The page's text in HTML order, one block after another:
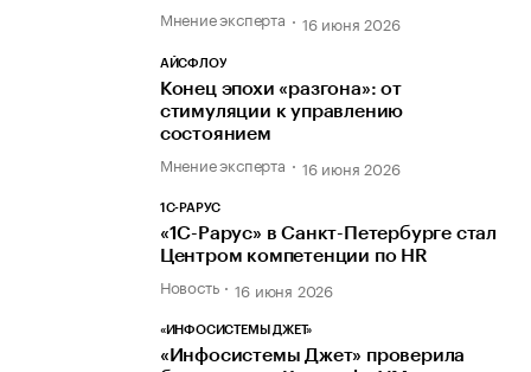
Мнение эксперта 16 июня 2026
АЙСФЛОУ
Конец эпохи «разгона»: от
стимуляции к управлению
состоянием
Мнение эксперта 16 июня 2026
1С-РАРУС
«1С-Рарус» в Санкт-Петербурге стал
Центром компетенции по HR
Новость 16 июня 2026
«ИНФОСИСТЕМЫ ДЖЕТ»
«Инфосистемы Джет» проверила